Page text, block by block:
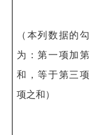
（本列数据的
为：第一项加
和，等于第三
项之和）